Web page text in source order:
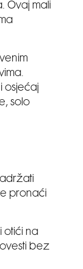
Ovaj mali
osjećaj
solo
pronaći
otići na
bez